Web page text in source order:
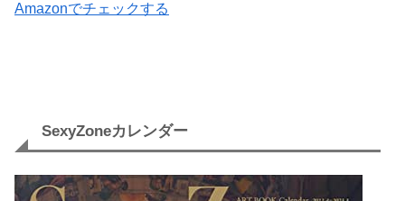
Amazonでチェックする
SexyZoneカレンダー